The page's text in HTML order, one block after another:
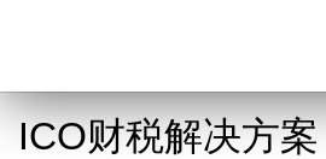
ICO财税解决方案